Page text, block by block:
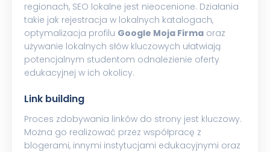
regionach, SEO lokalne jest nieocenione. Działania
takie jak rejestracja w lokalnych katalogach,
optymalizacja profilu Google Moja Firma oraz
używanie lokalnych słów kluczowych ułatwiają
potencjalnym studentom odnalezienie oferty
edukacyjnej w ich okolicy.
Link building
Proces zdobywania linków do strony jest kluczowy.
Można go realizować przez współpracę z
blogerami, innymi instytucjami edukacyjnymi oraz